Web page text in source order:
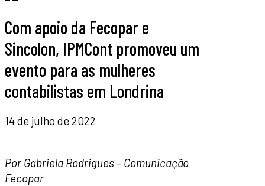
Com apoio da Fecopar e
Sincolon, IPMCont promoveu um
evento para as mulheres
contabilistas em Londrina
14 de julho de 2022
Por Gabriela Rodrigues – Comunicação
Fecopar